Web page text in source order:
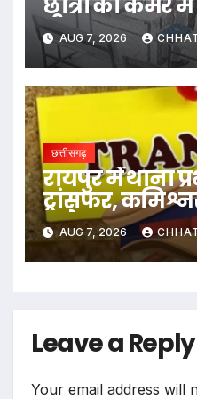
छात्रों को कमरे
पीटा…
AUG 7, 2026
छत्तीसगढ़
रायपुर में थाना
ट्रांसफर,
आदेश
AUG 7, 2026
Leave a Reply
Your email address will